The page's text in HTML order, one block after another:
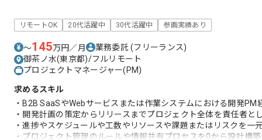
リモートOK 20代活躍中 30代活躍中 参画実績あり
〜145万円／月 業務委託(フリーランス)
御茶ノ水(東京都)/フルリモート
プロジェクトマネージャー(PM)
求めるスキル
・B2B SaaSやWebサービスまたは作業システムにおける開発PM
・開発計画の策定からリリースまでプロジェクト全体を責任者と
・進捗やスケジュールや工数やリソースや課題またはリスクを一
・プロジェクト管理のルールや情報共有プロセスを0から設計構